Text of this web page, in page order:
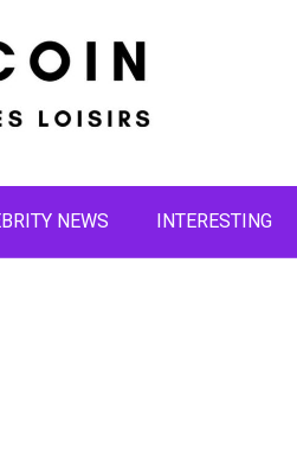
NEWS INTERESTING